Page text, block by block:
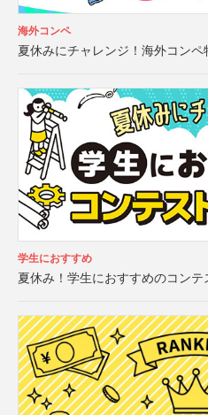
海外コンペ
夏休みにチャレンジ！海外コンペ
学生におすすめ
夏休み！学生におすすめのコンテ